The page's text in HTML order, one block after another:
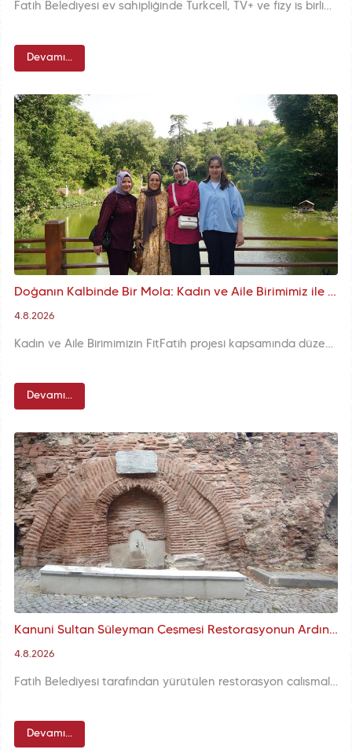
Fatih Belediyesi ev sahipliğinde Turkcell, TV+ ve fizy iş birliğiyle düzenlenen Açık Hava Sinema Günleri, Yedikule Hisarı'nda izleyicileri tarihî atmosferle buluşturmaya devam ediyor. Yaz akşamları, sinema ve kültürün eşsiz birlikteliğiyle Hisar'da hayat buluyor.
Devamı...
Doğanın Kalbinde Bir Mola: Kadın ve Aile Birimimiz ile Yıldız Korusu'nda Buluşma
4.8.2026
Kadın ve Aile Birimimizin FitFatih projesi kapsamında düzenlediği Yıldız Korusu gezisi, katılımcılara hem doğayla buluşmanın heyecanını hem de birlikte olmanın neşesini bir arada yaşattı. Ağaçların arasında yapılan yürüyüşler, paylaşılan anlar ve korunun huzuru güne ayrı bir tat kattı.
Devamı...
Kanuni Sultan Süleyman Çeşmesi Restorasyonun Ardından Yeniden Suyuna Kavuştu
4.8.2026
Fatih Belediyesi tarafından yürütülen restorasyon çalışmalarıyla Küçükayasofya Mahallesi'ndeki 16. yüzyıla ait Kanuni Sultan Süleyman Çeşmesi, özgün kimliği korunarak yeniden hayat buldu.
Devamı...